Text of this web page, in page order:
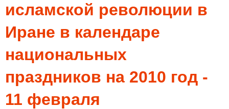
исламской революции в
Иране в календаре
национальных
праздников на 2010 год -
11 февраля